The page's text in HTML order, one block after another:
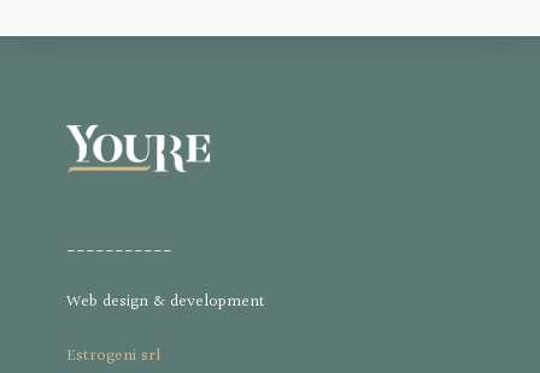
___________
Web design & development
Estrogeni srl